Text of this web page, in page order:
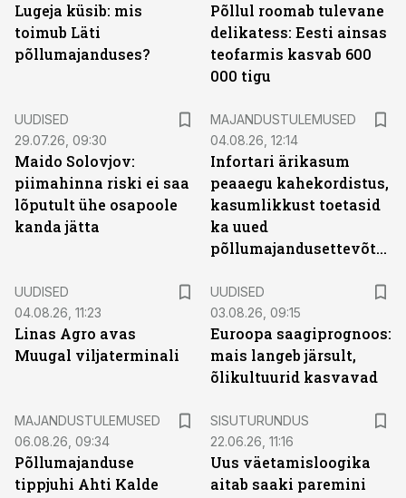
Lugeja küsib: mis
toimub Läti
põllumajanduses?
Põllul roomab tulevane
delikatess: Eesti ainsas
teofarmis kasvab 600
000 tigu
UUDISED
29.07.26, 09:30
Maido Solovjov:
piimahinna riski ei saa
lõputult ühe osapoole
kanda jätta
MAJANDUSTULEMUSED
04.08.26, 12:14
Infortari ärikasum
peaaegu kahekordistus,
kasumlikkust toetasid
ka uued
põllumajandusettevõtted
UUDISED
04.08.26, 11:23
Linas Agro avas
Muugal viljaterminali
UUDISED
03.08.26, 09:15
Euroopa saagiprognoos:
mais langeb järsult,
õlikultuurid kasvavad
MAJANDUSTULEMUSED
06.08.26, 09:34
Põllumajanduse
tippjuhi Ahti Kalde
SISUTURUNDUS
22.06.26, 11:16
Uus väetamisloogika
aitab saaki paremini